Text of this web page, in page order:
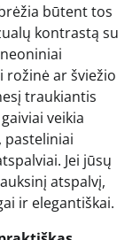
būtent tos
kontrastą su
rožinė ar šviežio
traukiantis
veikia
pasteliniai
Jei jūsų
atspalvį,
ir elegantiškai.